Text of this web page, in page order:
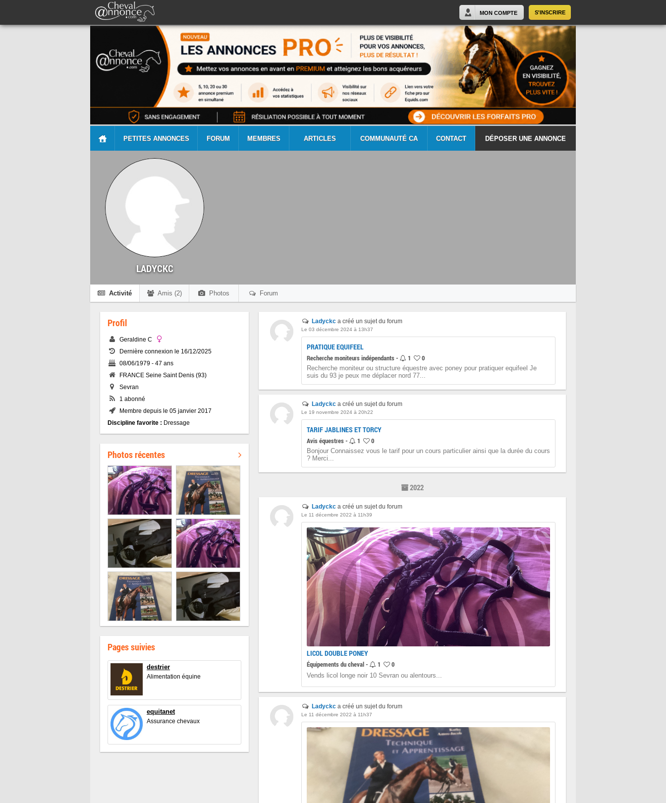
S'INSCRIRE
MON COMPTE
PETITES ANNONCES FORUM MEMBRES ARTICLES COMMUNAUTÉ CA CONTACT DÉPOSER UNE ANNONCE
LADYCKC
Activité Amis (2) Photos Forum
Profil
Geraldine C
Dernière connexion le 16/12/2025
08/06/1979 - 47 ans
FRANCE Seine Saint Denis (93)
Sevran
1 abonné
Membre depuis le 05 janvier 2017
Discipline favorite : Dressage
Photos récentes
Pages suivies
destrier
Alimentation équine
equitanet
Assurance chevaux
Ladyckc a créé un sujet du forum
Le 03 décembre 2024 à 13h37
PRATIQUE EQUIFEEL
Recherche moniteurs indépendants - 1 0
Recherche moniteur ou structure équestre avec poney pour pratiquer equifeel Je
suis du 93 je peux me déplacer nord 77...
Ladyckc a créé un sujet du forum
Le 19 novembre 2024 à 20h22
TARIF JABLINES ET TORCY
Avis équestres - 1 0
Bonjour Connaissez vous le tarif pour un cours particulier ainsi que la durée du cours
? Merci...
2022
Ladyckc a créé un sujet du forum
Le 11 décembre 2022 à 11h39
LICOL DOUBLE PONEY
Équipements du cheval - 1 0
Vends licol longe noir 10 Sevran ou alentours...
Ladyckc a créé un sujet du forum
Le 11 décembre 2022 à 11h37